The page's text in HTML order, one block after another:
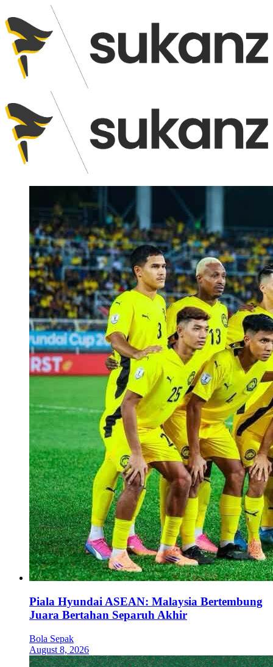
Piala Hyundai ASEAN: Malaysia Bertembung
Juara Bertahan Separuh Akhir
Bola Sepak
August 8, 2026